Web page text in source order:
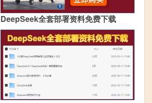
DeepSeek全套部署资料免费下载